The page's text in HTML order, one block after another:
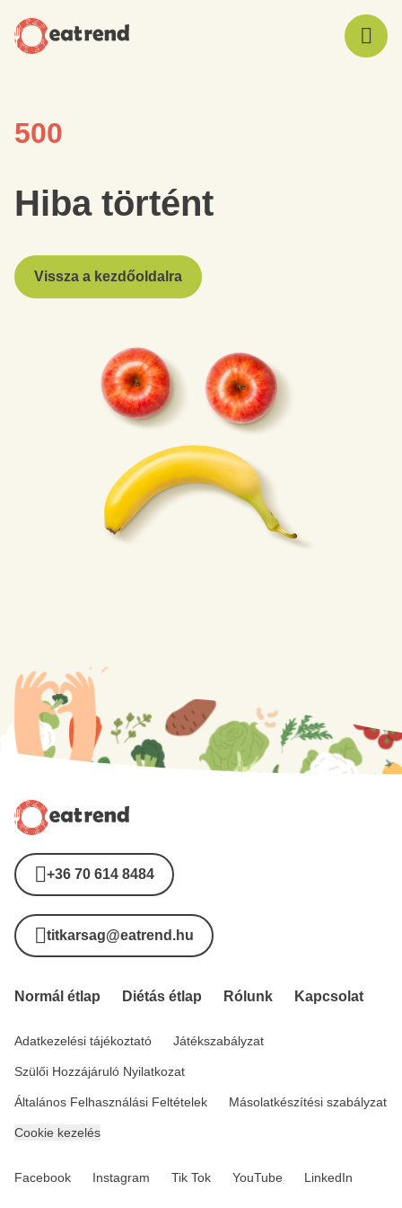
500
Hiba történt
Vissza a kezdőoldalra
+36 70 614 8484
titkarsag@eatrend.hu
Normál étlap Diétás étlap Rólunk Kapcsolat
Adatkezelési tájékoztató Játékszabályzat
Szülői Hozzájáruló Nyilatkozat
Általános Felhasználási Feltételek Másolatkészítési szabályzat
Cookie kezelés
Facebook Instagram Tik Tok YouTube LinkedIn